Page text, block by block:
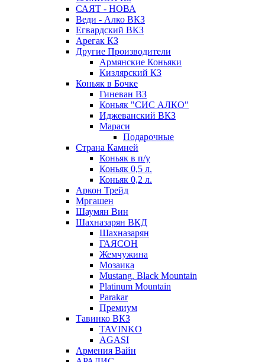
САЯТ - НОВА
Веди - Алко ВКЗ
Егвардский ВКЗ
Арегак КЗ
Другие Производители
Армянские Коньяки
Кизлярский КЗ
Коньяк в Бочке
Гиневан ВЗ
Коньяк "СИС АЛКО"
Иджеванский ВКЗ
Мараси
Подарочные
Страна Камней
Коньяк в п/у
Коньяк 0,5 л.
Коньяк 0,2 л.
Аркон Трейд
Мргашен
Шаумян Вин
Шахназарян ВКД
Шахназарян
ГАЯСОН
Жемчужина
Мозаика
Mustang. Black Mountain
Platinum Mountain
Parakar
Премиум
Тавинко ВКЗ
TAVINKO
AGASI
Армения Вайн